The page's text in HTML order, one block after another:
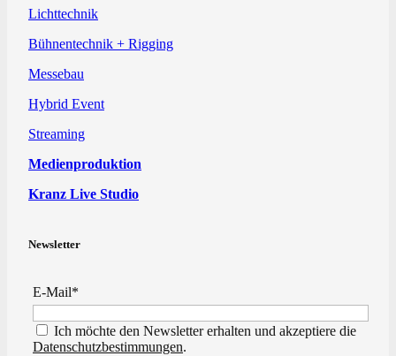
Lichttechnik
Bühnentechnik + Rigging
Messebau
Hybrid Event
Streaming
Medienproduktion
Kranz Live Studio
Newsletter
E-Mail*
Ich möchte den Newsletter erhalten und akzeptiere die
Datenschutzbestimmungen.